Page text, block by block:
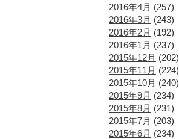
2016年4月 (257)
2016年3月 (243)
2016年2月 (192)
2016年1月 (237)
2015年12月 (202)
2015年11月 (224)
2015年10月 (240)
2015年9月 (234)
2015年8月 (231)
2015年7月 (203)
2015年6月 (234)